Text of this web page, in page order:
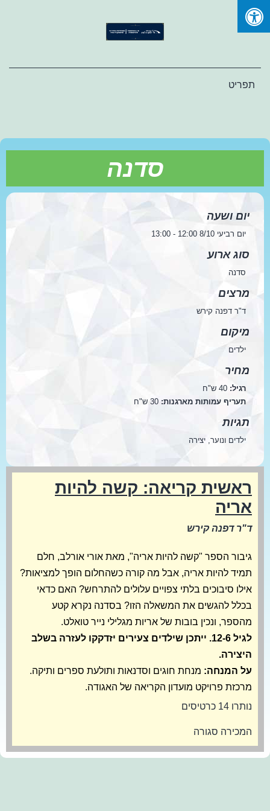
Skip
תפריט
סדנה
יום ושעה
יום רביעי 8/10 12:00 - 13:00
סוג ארוע
סדנה
מרצים
ד"ר דפנה קירש
מיקום
ילדים
מחיר
רגיל: 40 ש"ח
תעריף עמותות מארגנות: 30 ש"ח
תגיות
ילדים ונוער, יצירה
ראשית קריאה: קשה להיות
אריה
ד"ר דפנה קירש
גיבור הספר "קשה להיות אריה", מאת אורי אורלב, חלם
תמיד להיות אריה, אבל מה קורה כשהחלום הופך למציאות?
אילו סיבוכים בלתי צפויים עלולים להתרחש? האם כדאי
בכלל להגשים את המשאלה הזו? בסדנה נקרא קטע
מהספר, ונכין בובות של אריות מגלילי נייר טואלט.
לגיל 12-6. ייתכן שילדים צעירים יזדקקו לעזרה בשלב
היצירה.
על המנחה: מנחת חוגים וסדנאות ותולעת ספרים ותיקה.
מרכזת פרויקט מועדון הקריאה של האגודה.
נותרו 14 כרטיסים
המכירה סגורה